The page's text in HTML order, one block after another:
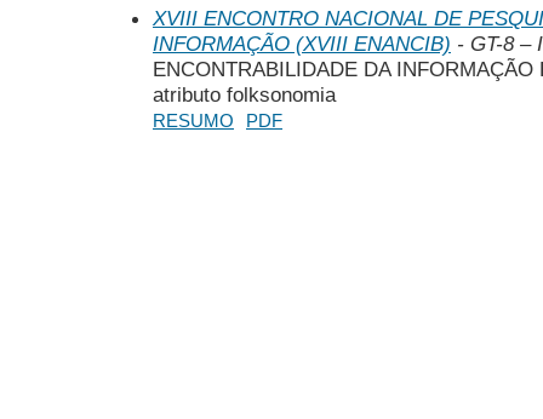
XVIII ENCONTRO NACIONAL DE
INFORMAÇÃO (XVIII ENANCIB) - GT-8 –
ENCONTRABILIDADE DA
atributo folksonomia
RESUMO PDF